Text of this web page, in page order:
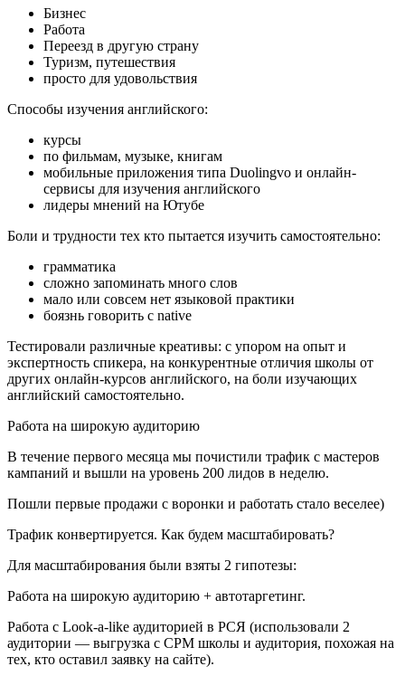
Бизнес
Работа
Переезд в другую страну
Туризм, путешествия
просто для удовольствия
Способы изучения английского:
курсы
по фильмам, музыке, книгам
мобильные приложения типа Duolingvo и онлайн-
сервисы для изучения английского
лидеры мнений на Ютубе
Боли и трудности тех кто пытается изучить самостоятельно:
грамматика
сложно запоминать много слов
мало или совсем нет языковой практики
боязнь говорить с native
Тестировали различные креативы: с упором на опыт и
экспертность спикера, на конкурентные отличия школы от
других онлайн-курсов английского, на боли изучающих
английский самостоятельно.
Работа на широкую аудиторию
В течение первого месяца мы почистили трафик с мастеров
кампаний и вышли на уровень 200 лидов в неделю.
Пошли первые продажи с воронки и работать стало веселее)
Трафик конвертируется. Как будем масштабировать?
Для масштабирования были взяты 2 гипотезы:
Работа на широкую аудиторию + автотаргетинг.
Работа с Look-a-like аудиторией в РСЯ (использовали 2
аудитории — выгрузка с СРМ школы и аудитория, похожая на
тех, кто оставил заявку на сайте).